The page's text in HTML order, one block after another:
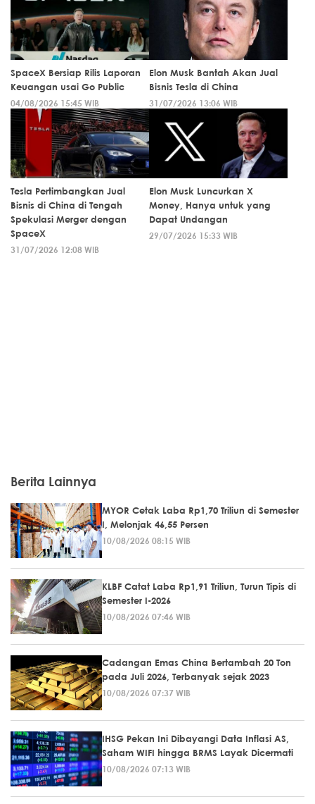
SpaceX Bersiap Rilis Laporan
Keuangan usai Go Public
04/08/2026 15:45 WIB
Elon Musk Bantah Akan Jual
Bisnis Tesla di China
31/07/2026 13:06 WIB
Tesla Pertimbangkan Jual
Bisnis di China di Tengah
Spekulasi Merger dengan
SpaceX
31/07/2026 12:08 WIB
Elon Musk Luncurkan X
Money, Hanya untuk yang
Dapat Undangan
29/07/2026 15:33 WIB
Berita Lainnya
MYOR Cetak Laba Rp1,70 Triliun di Semester
I, Melonjak 46,55 Persen
10/08/2026 08:15 WIB
KLBF Catat Laba Rp1,91 Triliun, Turun Tipis di
Semester I-2026
10/08/2026 07:46 WIB
Cadangan Emas China Bertambah 20 Ton
pada Juli 2026, Terbanyak sejak 2023
10/08/2026 07:37 WIB
IHSG Pekan Ini Dibayangi Data Inflasi AS,
Saham WIFI hingga BRMS Layak Dicermati
10/08/2026 07:13 WIB